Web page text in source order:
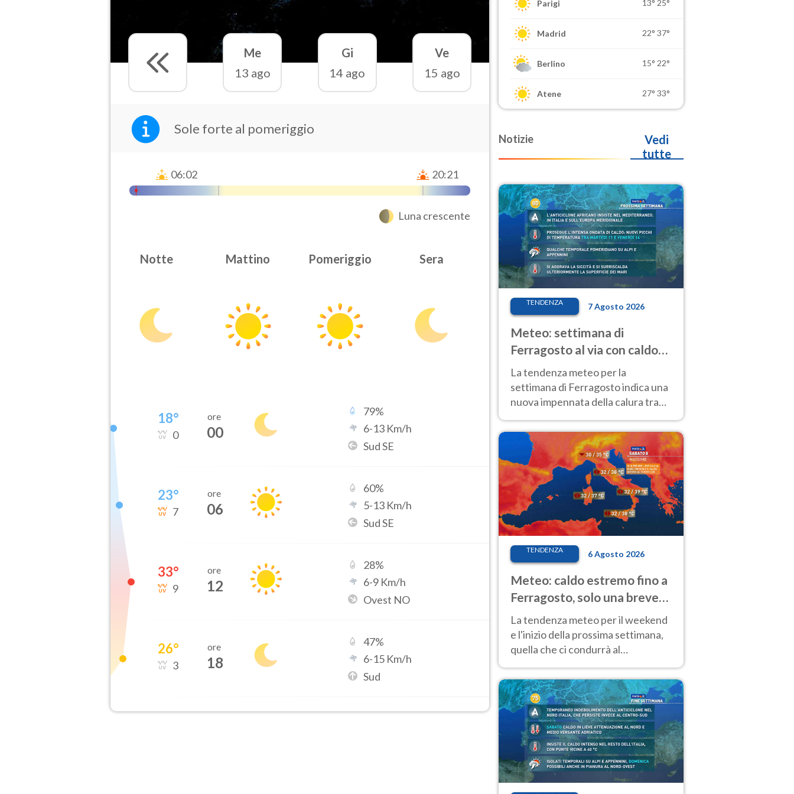
Me
13 ago
Gi
14 ago
Ve
15 ago
Sole forte al pomeriggio
06:02 20:21
Luna crescente
Notte Mattino Pomeriggio Sera
18°
0
ore
00
79%
6-13 Km/h
Sud SE
23°
7
ore
06
60%
5-13 Km/h
Sud SE
33°
9
ore
12
28%
6-9 Km/h
Ovest NO
26°
3
ore
18
47%
6-15 Km/h
Sud
Parigi 13° 25°
Madrid 22° 37°
Berlino 15° 22°
Atene 27° 33°
Notizie
Vedi
tutte
TENDENZA 7 Agosto 2026
Meteo: settimana di
Ferragosto al via con caldo
intenso e qualche temporale
La tendenza meteo per la
settimana di Ferragosto indica una
nuova impennata della calura tra
anche al Nord.
TENDENZA 6 Agosto 2026
Meteo: caldo estremo fino a
Ferragosto, solo una breve
pausa. Ecco dove
La tendenza meteo per il weekend
e l'inizio della prossima settimana,
quella che ci condurrà al
temperature molto elevate